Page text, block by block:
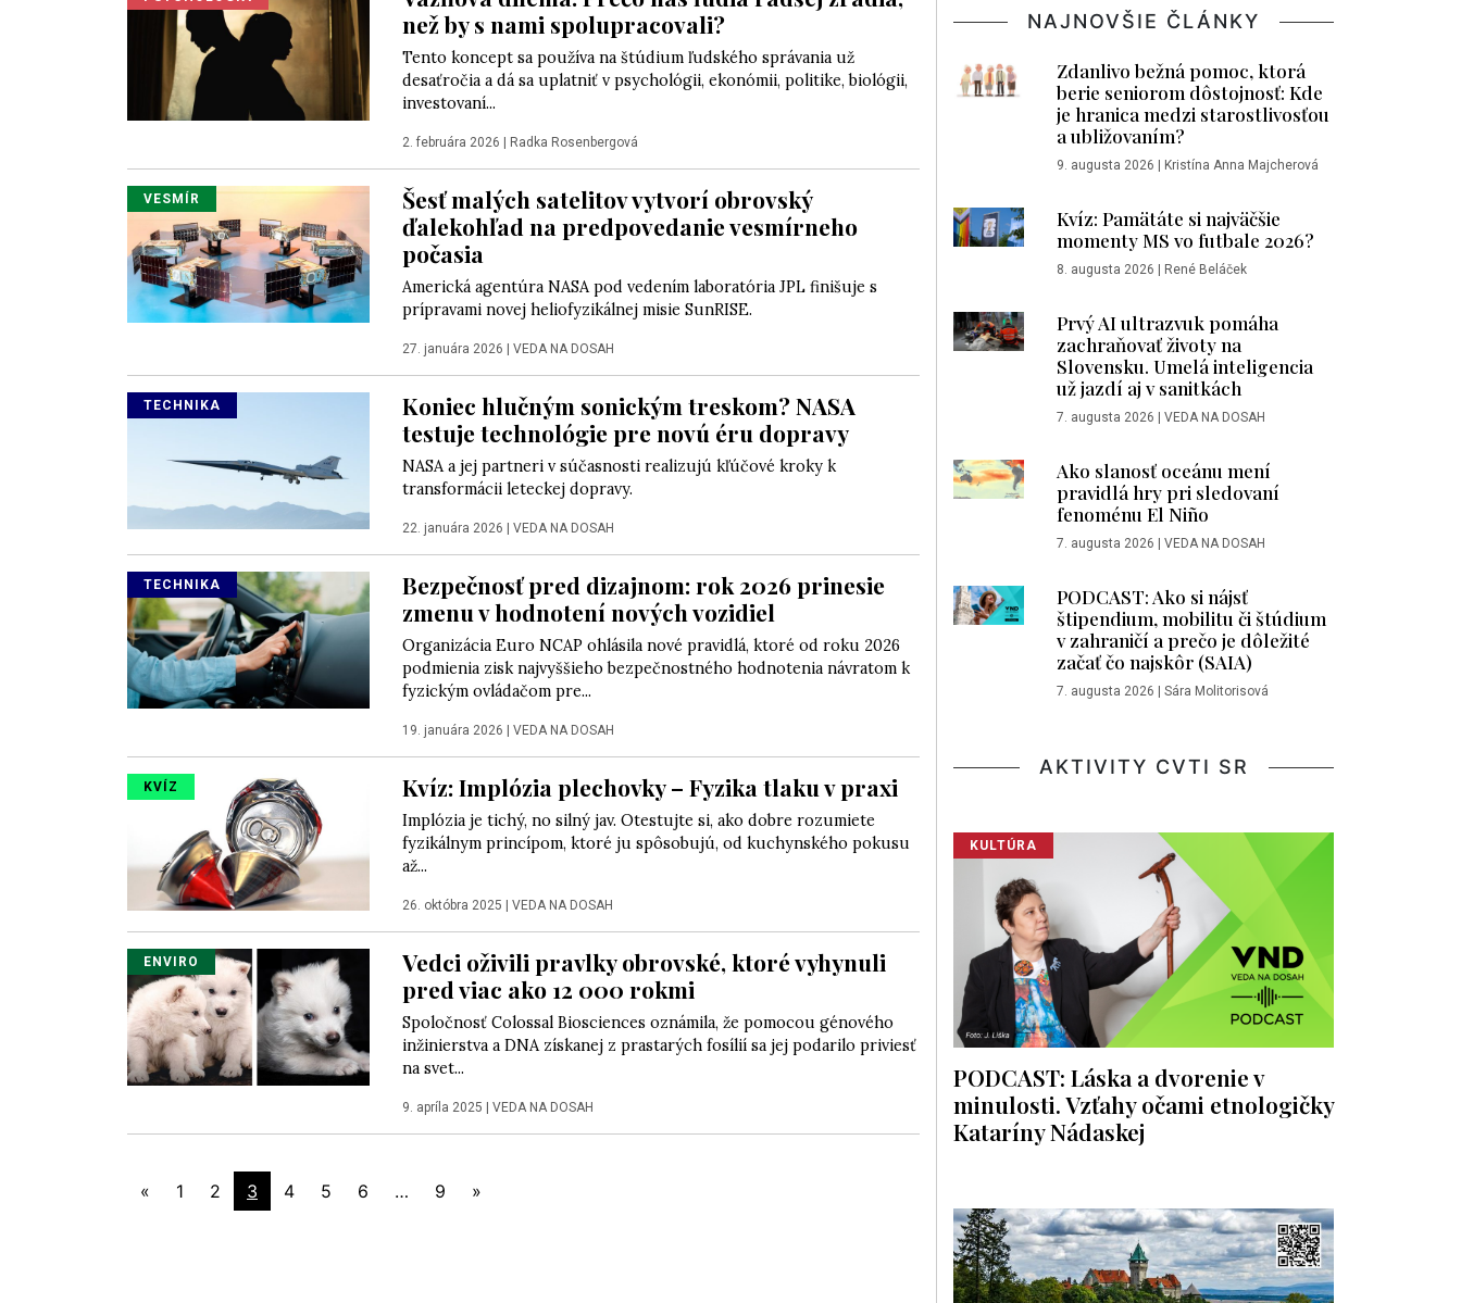
než by s nami spolupracovali?
Tento koncept sa používa na štúdium ľudského správania už
desaťročia a dá sa uplatniť v psychológii, ekonómii, politike, biológii,
investovaní...
2. februára 2026 Radka Rosenbergová
VESMÍR
Šesť malých satelitov vytvorí obrovský
ďalekohľad na predpovedanie vesmírneho
počasia
Americká agentúra NASA pod vedením laboratória JPL finišuje s
prípravami novej heliofyzikálnej misie SunRISE.
27. januára 2026 VEDA NA DOSAH
TECHNIKA
Koniec hlučným sonickým treskom? NASA
testuje technológie pre novú éru dopravy
NASA a jej partneri v súčasnosti realizujú kľúčové kroky k
transformácii leteckej dopravy.
22. januára 2026 VEDA NA DOSAH
TECHNIKA
Bezpečnosť pred dizajnom: rok 2026 prinesie
zmenu v hodnotení nových vozidiel
Organizácia Euro NCAP ohlásila nové pravidlá, ktoré od roku 2026
podmienia zisk najvyššieho bezpečnostného hodnotenia návratom k
fyzickým ovládačom pre...
19. januára 2026 VEDA NA DOSAH
KVÍZ Kvíz: Implózia plechovky – Fyzika tlaku v praxi
Implózia je tichý, no silný jav. Otestujte si, ako dobre rozumiete
fyzikálnym princípom, ktoré ju spôsobujú, od kuchynského pokusu
až...
26. októbra 2025 VEDA NA DOSAH
ENVIRO
Vedci oživili pravlky obrovské, ktoré vyhynuli
pred viac ako 12 000 rokmi
Spoločnosť Colossal Biosciences oznámila, že pomocou génového
inžinierstva a DNA získanej z prastarých fosílií sa jej podarilo priviesť
na svet...
9. apríla 2025 VEDA NA DOSAH
« 1 2 3 4 5 6 … 9 »
NAJNOVŠIE ČLÁNKY
Zdanlivo bežná pomoc, ktorá
berie seniorom dôstojnosť: Kde
je hranica medzi starostlivosťou
a ubližovaním?
9. augusta 2026 | Kristína Anna Majcherová
Kvíz: Pamätáte si najväčšie
momenty MS vo futbale 2026?
8. augusta 2026 | René Beláček
Prvý AI ultrazvuk pomáha
zachraňovať životy na
Slovensku. Umelá inteligencia
už jazdí aj v sanitkách
7. augusta 2026 | VEDA NA DOSAH
Ako slanosť oceánu mení
pravidlá hry pri sledovaní
fenoménu El Niño
7. augusta 2026 | VEDA NA DOSAH
PODCAST: Ako si nájsť
štipendium, mobilitu či štúdium
v zahraničí a prečo je dôležité
začať čo najskôr (SAIA)
7. augusta 2026 | Sára Molitorisová
AKTIVITY CVTI SR
KULTÚRA
PODCAST: Láska a dvorenie v
minulosti. Vzťahy očami etnologičky
Kataríny Nádaskej